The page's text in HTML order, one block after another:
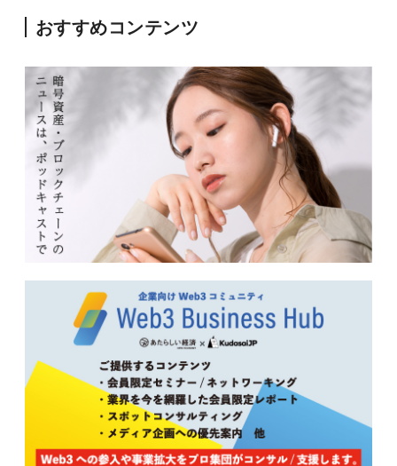
おすすめコンテンツ